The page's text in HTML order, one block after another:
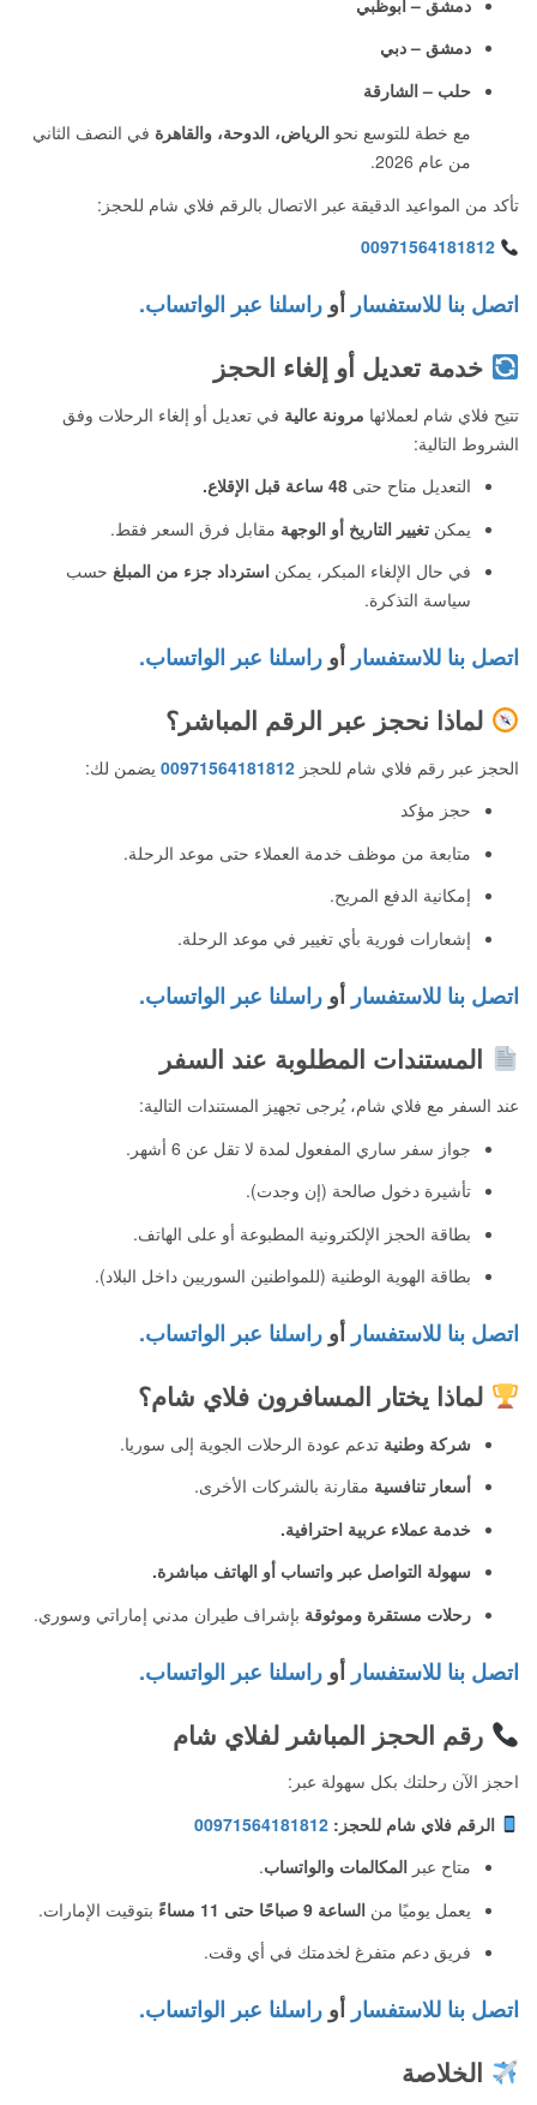
دمشق – دبي
حلب – الشارقة
مع خطة للتوسع نحو الرياض، الدوحة، والقاهرة في النصف الثاني
من عام 2026.
تأكد من المواعيد الدقيقة عبر الاتصال بالرقم فلاي شام للحجز:
00971564181812
اتصل بنا للاستفسار أو راسلنا عبر الواتساب.
خدمة تعديل أو إلغاء الحجز
تتيح فلاي شام لعملائها مرونة عالية في تعديل أو إلغاء الرحلات وفق
الشروط التالية:
التعديل متاح حتى 48 ساعة قبل الإقلاع.
يمكن تغيير التاريخ أو الوجهة مقابل فرق السعر فقط.
في حال الإلغاء المبكر، يمكن استرداد جزء من المبلغ حسب
سياسة التذكرة.
اتصل بنا للاستفسار أو راسلنا عبر الواتساب.
لماذا نحجز عبر الرقم المباشر؟
الحجز عبر رقم فلاي شام للحجز 00971564181812 يضمن لك:
حجز مؤكد
متابعة من موظف خدمة العملاء حتى موعد الرحلة.
إمكانية الدفع المريح.
إشعارات فورية بأي تغيير في موعد الرحلة.
اتصل بنا للاستفسار أو راسلنا عبر الواتساب.
المستندات المطلوبة عند السفر
عند السفر مع فلاي شام، يُرجى تجهيز المستندات التالية:
جواز سفر ساري المفعول لمدة لا تقل عن 6 أشهر.
تأشيرة دخول صالحة (إن وجدت).
بطاقة الحجز الإلكترونية المطبوعة أو على الهاتف.
بطاقة الهوية الوطنية (للمواطنين السوريين داخل البلاد).
اتصل بنا للاستفسار أو راسلنا عبر الواتساب.
لماذا يختار المسافرون فلاي شام؟
شركة وطنية تدعم عودة الرحلات الجوية إلى سوريا.
أسعار تنافسية مقارنة بالشركات الأخرى.
خدمة عملاء عربية احترافية.
سهولة التواصل عبر واتساب أو الهاتف مباشرة.
رحلات مستقرة وموثوقة بإشراف طيران مدني إماراتي وسوري.
اتصل بنا للاستفسار أو راسلنا عبر الواتساب.
رقم الحجز المباشر لفلاي شام
احجز الآن رحلتك بكل سهولة عبر:
الرقم فلاي شام للحجز: 00971564181812
متاح عبر المكالمات والواتساب.
يعمل يوميًا من الساعة 9 صباحًا حتى 11 مساءً
بتوقيت الإمارات.
فريق دعم متفرغ لخدمتك في أي وقت.
اتصل بنا للاستفسار أو راسلنا عبر الواتساب.
الخلاصة